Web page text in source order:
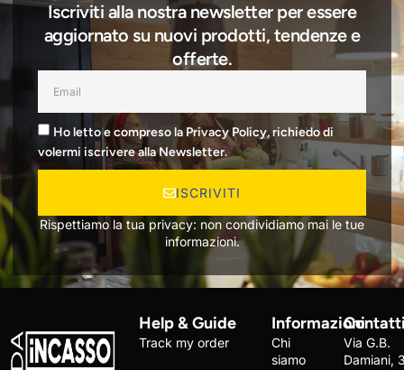
Iscriviti alla nostra newsletter per essere
aggiornato su nuovi prodotti, tendenze e
offerte.
Ho letto e compreso la Privacy Policy, richiedo di
volermi iscrivere alla Newsletter.
ISCRIVITI
Rispettiamo la tua privacy: non condividiamo mai le tue
informazioni.
Help & Guide
Track my order
Informazioni
Chi
siamo
Via G.B.
Damiani,